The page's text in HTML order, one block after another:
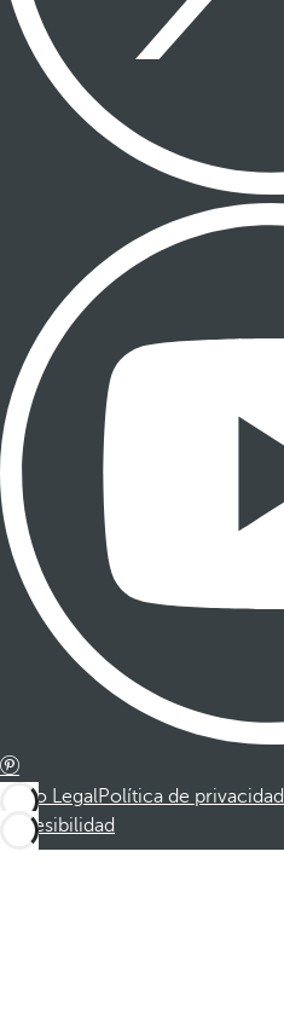
Aviso LegalPolítica de privacidad
Accesibilidad